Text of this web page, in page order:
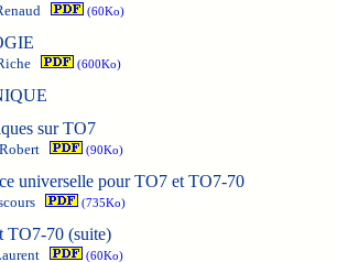
(60Ko)
(600Ko)
sur TO7
(90Ko)
universelle pour TO7 et TO7-70
(735Ko)
TO7-70 (suite)
(60Ko)